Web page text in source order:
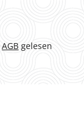
AGB gelesen